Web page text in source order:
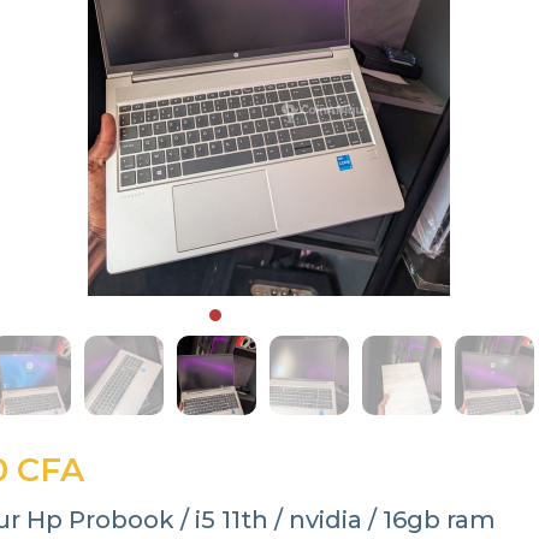
CFA
Hp Probook / i5 11th / nvidia / 16gb ram